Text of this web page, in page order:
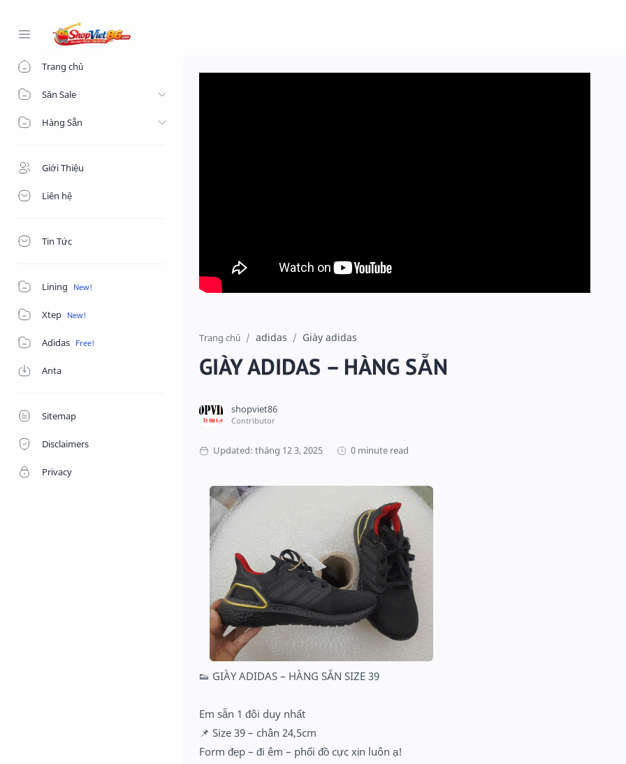
Trang chủ
Săn Sale
Hàng Sẵn
Giới Thiệu
Liên hệ
Tin Tức
Lining
Xtep
Adidas
Anta
Sitemap
Disclaimers
Privacy
Trang chủ adidas Giày adidas
GIÀY ADIDAS – HÀNG SẴN
0 minute read
👟 GIÀY ADIDAS – HÀNG SẴN SIZE 39
Em sẵn 1 đôi duy nhất
📌 Size 39 – chân 24,5cm
Form đẹp – đi êm – phối đồ cực xịn luôn ạ!